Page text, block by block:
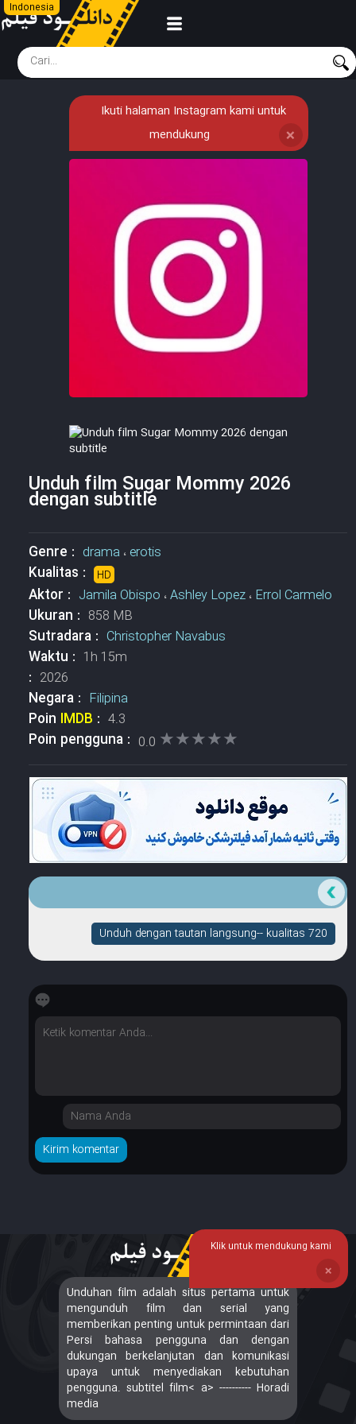
Indonesia
Ikuti halaman Instagram kami untuk
mendukung
❌
Unduh film Sugar Mommy 2026
dengan subtitle
Genre : drama ، erotis
Kualitas : HD
Aktor : Jamila Obispo ،Ashley Lopez، Errol Carmelo
Ukuran : 858 MB
Sutradara : Christopher Navabus
Waktu : 1h 15m
: 2026
Negara : Filipina
Poin IMDB : 4.3
Poin pengguna : 0.0 ★★★★★
★★★★★
Unduh dengan tautan langsung-- kualitas 720
Berapa banyak bintang yang dimilikinya?
Unduhan film adalah situs pertama untuk
mengunduh film dan serial yang
memberikan penting untuk permintaan dari
Persi bahasa pengguna dan dengan
dukungan berkelanjutan dan komunikasi
upaya untuk menyediakan kebutuhan
pengguna. subtitel film< a> ---------- Horadi
media
Klik untuk mendukung kami
❌